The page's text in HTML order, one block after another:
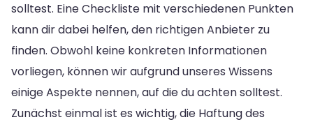
solltest. Eine Checkliste mit verschiedenen Punkten
kann dir dabei helfen, den richtigen Anbieter zu
finden. Obwohl keine konkreten Informationen
vorliegen, können wir aufgrund unseres Wissens
einige Aspekte nennen, auf die du achten solltest.
Zunächst einmal ist es wichtig, die Haftung des